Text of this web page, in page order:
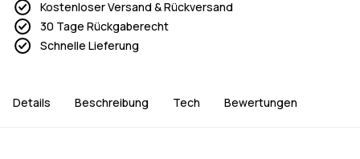
Kostenloser Versand & Rückversand
30 Tage Rückgaberecht
Schnelle Lieferung
Details Beschreibung Tech Bewertungen